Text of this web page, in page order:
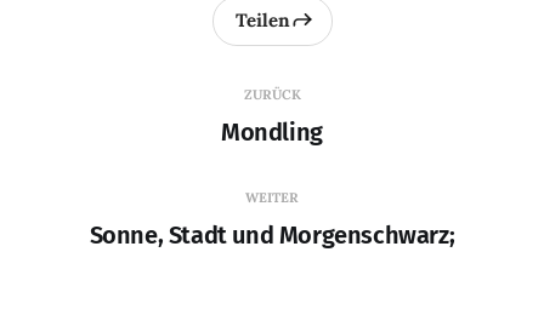
ZURÜCK
Mondling
Teilen
WEITER
Sonne, Stadt und Morgenschwarz;